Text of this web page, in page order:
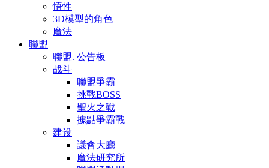
悟性
3D模型的角色
魔法
聯盟
聯盟. 公告板
战斗
聯盟爭霸
挑戰BOSS
聖火之戰
據點爭霸戰
建设
議會大廳
魔法研究所